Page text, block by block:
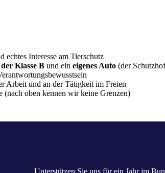
echtes Interesse am Tierschutz
Klasse B und ein eigenes Auto (der
Arbeit und an der Tätigkeit im Freien
(nach oben kennen wir keine Grenzen)